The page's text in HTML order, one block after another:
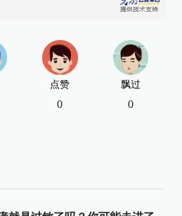
点赞
0
飘过
0